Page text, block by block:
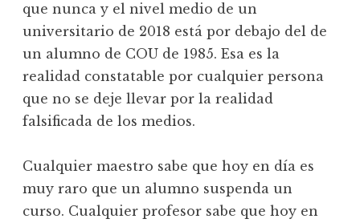
que nunca y el nivel medio de un
universitario de 2018 está por debajo del de
un alumno de COU de 1985. Esa es la
realidad constatable por cualquier persona
que no se deje llevar por la realidad
falsificada de los medios.
Cualquier maestro sabe que hoy en día es
muy raro que un alumno suspenda un
curso. Cualquier profesor sabe que hoy en